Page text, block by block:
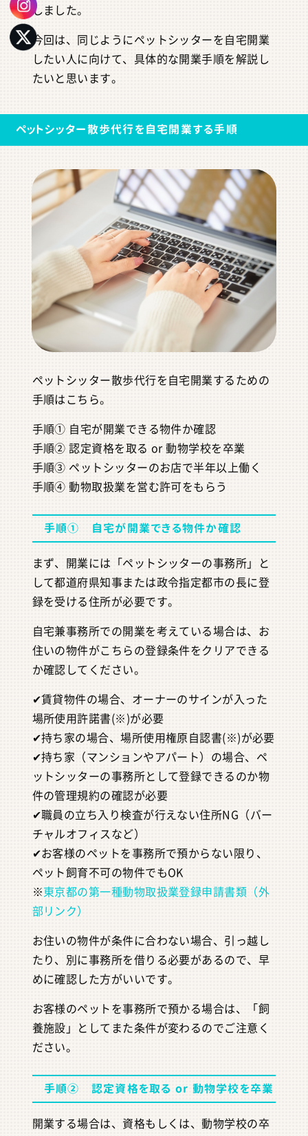
しました。
今回は、同じようにペットシッターを自宅開業
したい人に向けて、具体的な開業手順を解説し
たいと思います。
ペットシッター散歩代行を自宅開業する手順
ペットシッター散歩代行を自宅開業するための
手順はこちら。
手順① 自宅が開業できる物件か確認
手順② 認定資格を取る or 動物学校を卒業
手順③ ペットシッターのお店で半年以上働く
手順④ 動物取扱業を営む許可をもらう
手順① 自宅が開業できる物件か確認
まず、開業には「ペットシッターの事務所」と
して都道府県知事または政令指定都市の長に登
録を受ける住所が必要です。
自宅兼事務所での開業を考えている場合は、お
住いの物件がこちらの登録条件をクリアできる
か確認してください。
✔︎賃貸物件の場合、オーナーのサインが入った
場所使用許諾書(※)が必要
✔︎持ち家の場合、場所使用権原自認書(※)が必要
✔︎持ち家（マンションやアパート）の場合、ペ
ットシッターの事務所として登録できるのか物
件の管理規約の確認が必要
✔︎職員の立ち入り検査が行えない住所NG（バー
チャルオフィスなど）
✔︎お客様のペットを事務所で預からない限り、
ペット飼育不可の物件でもOK
※東京都の第一種動物取扱業登録申請書類（外
部リンク）
お住いの物件が条件に合わない場合、引っ越し
たり、別に事務所を借りる必要があるので、早
めに確認した方がいいです。
お客様のペットを事務所で預かる場合は、「飼
養施設」としてまた条件が変わるのでご注意く
ださい。
手順② 認定資格を取る or 動物学校を卒業
開業する場合は、資格もしくは、動物学校の卒